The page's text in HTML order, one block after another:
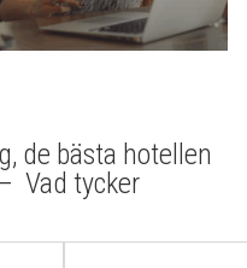
de bästa hotellen
Vad tycker